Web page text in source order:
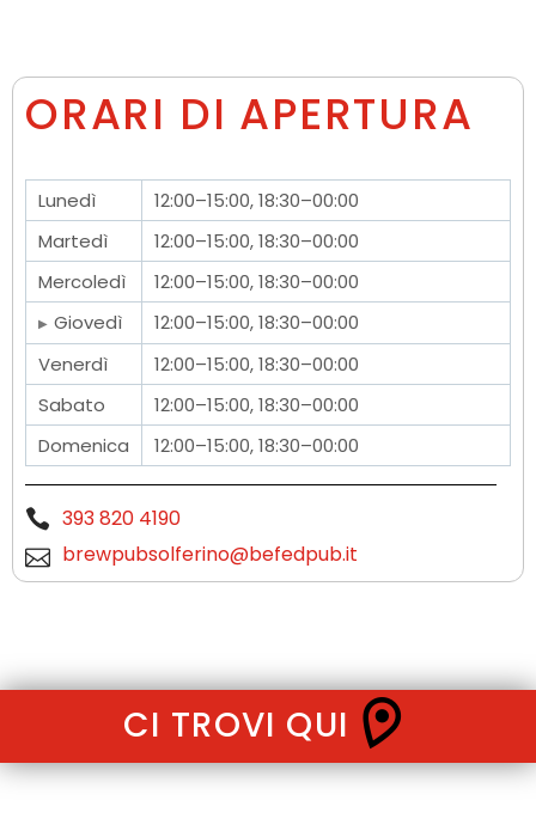
ORARI DI APERTURA
Lunedì
12:00–15:00, 18:30–00:00
Martedì
12:00–15:00, 18:30–00:00
Mercoledì
12:00–15:00, 18:30–00:00
Giovedì
12:00–15:00, 18:30–00:00
Venerdì
12:00–15:00, 18:30–00:00
Sabato
12:00–15:00, 18:30–00:00
Domenica
12:00–15:00, 18:30–00:00
393 820 4190
brewpubsolferino@befedpub.it
CI TROVI QUI